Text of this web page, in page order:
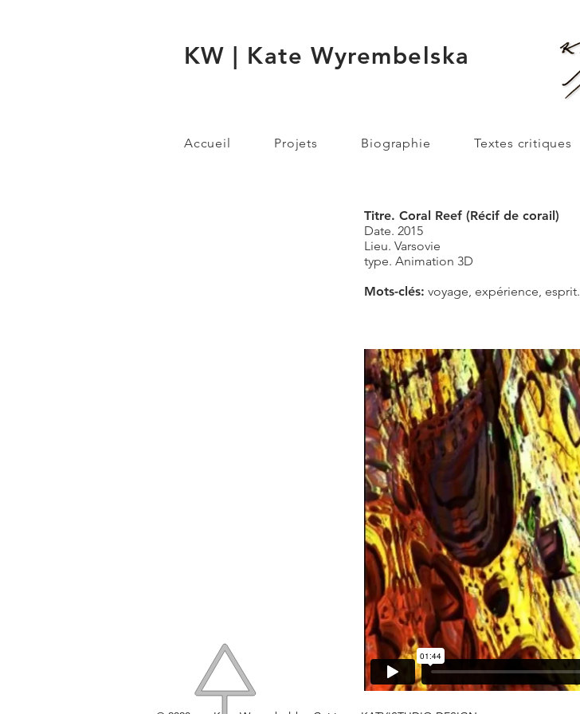
KW | Kate Wyrembelska
Accueil Projets Biographie Textes critiques
Titre. Coral Reef (Récif de corail)
Date. 2015
Lieu. Varsovie
type. Animation 3D
Mots-clés: voyage, expérience, esprit.